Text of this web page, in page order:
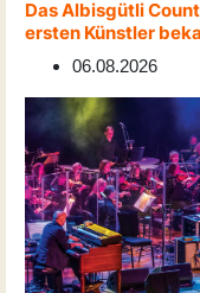
Das Albisgütli
ersten Künstler
06.08.2026